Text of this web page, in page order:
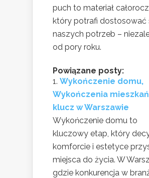
puch to materiał
który potrafi dostosować
naszych potrzeb –
od pory roku.
Powiązane posty:
Wykończenie domu,
Wykończenia
klucz w Warszawie
Wykończenie domu to
kluczowy etap, który
komforcie i estetyce
miejsca do życia. W
gdzie konkurencja w